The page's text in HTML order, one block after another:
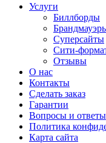
Услуги
Биллборды
Суперсайты
Сити-
Отзывы
О нас
Контакты
Сделать заказ
Гарантии
Вопросы и ответы
Политика
Карта сайта